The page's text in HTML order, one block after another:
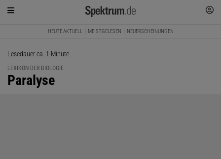
HEUTE AKTUELL MEISTGELESEN NEUERSCHEINUNGEN
Lesedauer ca. 1 Minute
LEXIKON DER BIOLOGIE
:
Paralyse